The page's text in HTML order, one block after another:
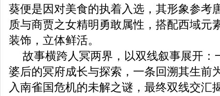
葵便是因对美食的执着入选，其形象参考
质与商贾之女精明勇敢属性，搭配西域元
装饰，立体鲜活。
故事横跨人冥两界，以双线叙事展开：
婆后的冥府成长与探索，一条回溯其生前
入南雀国危机的未解之谜，最终双线交汇